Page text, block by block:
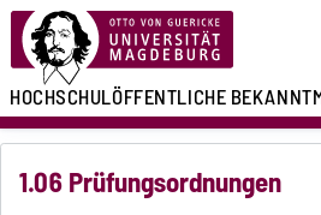
HOCHSCHULÖFFENTLICHE
1.06 Prüfungsordnungen